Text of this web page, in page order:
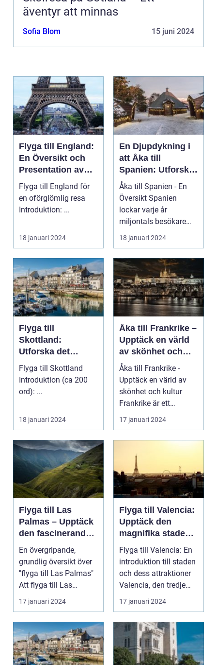
äventyr att minnas
Sofia Blom 15 juni 2024
Flyga till England:
En Översikt och
Presentation av
Resmöjligheter
Flyga till England för
en oförglömlig resa
Introduktion: ...
18 januari 2024
En Djupdykning i
att Åka till
Spanien: Utforska
det
Mångfacetterade
Spanien
Åka till Spanien - En
Översikt Spanien
lockar varje år
miljontals besökare
med sina fantastiska
str...
18 januari 2024
Flyga till
Skottland:
Utforska det
majestätiska
landet
Flyga till Skottland
Introduktion (ca 200
ord): ...
18 januari 2024
Åka till Frankrike –
Upptäck en värld
av skönhet och
kultur
Åka till Frankrike -
Upptäck en värld av
skönhet och kultur
Frankrike är ett
fantastiskt land som
17 januari 2024
Flyga till Las
Palmas – Upptäck
den fascinerande
ögruppen
En övergripande,
grundlig översikt över
"flyga till Las Palmas"
Att flyga till Las
Palmas, beläget ...
17 januari 2024
Flyga till Valencia:
Upptäck den
magnifika staden
med sin rika
historia och kultur
Flyga till Valencia: En
introduktion till staden
och dess attraktioner
Valencia, den tredje
största...
17 januari 2024